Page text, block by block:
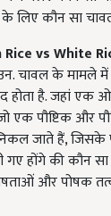
के लिए कौन सा
vs White
चावल के मामले
होता है. जहां एक
एक पौष्टिक और
जाते हैं,
गए होंगे की कौन
और पोषक